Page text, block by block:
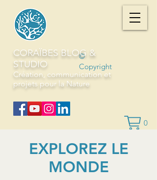
©
Copyright
0
CORAÏBES BLOG &
STUDIO
Création, communication et
projets pour la Nature
EXPLOREZ LE
MONDE